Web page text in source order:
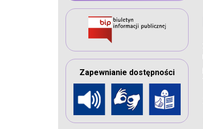
Zapewnianie dostępności